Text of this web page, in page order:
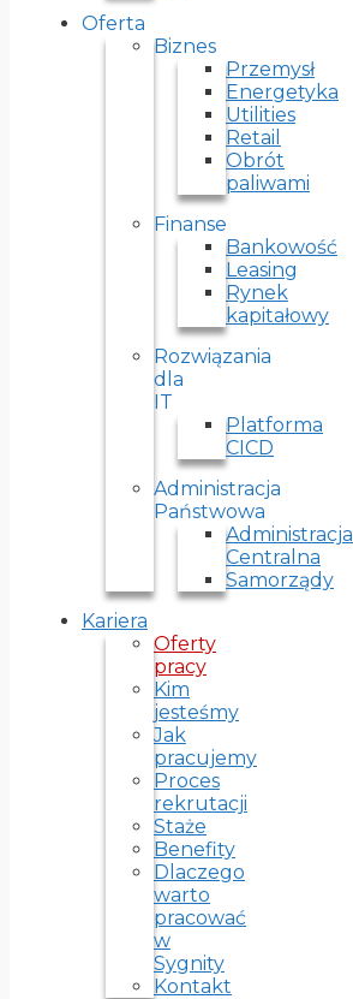
Oferta
Biznes
Przemysł
Energetyka
Utilities
Retail
Obrót
paliwami
Finanse
Bankowość
Leasing
Rynek
kapitałowy
Rozwiązania
dla
IT
Platforma
CICD
Administracja
Państwowa
Administracja
Centralna
Samorządy
Kariera
Oferty
pracy
Kim
jesteśmy
Jak
pracujemy
Proces
rekrutacji
Staże
Benefity
Dlaczego
warto
pracować
w
Sygnity
Kontakt